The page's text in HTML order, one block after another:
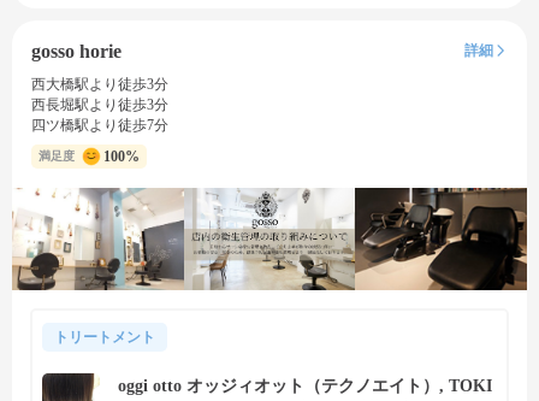
gosso horie
詳細
西大橋駅より徒歩3分
西長堀駅より徒歩3分
四ツ橋駅より徒歩7分
満足度 100%
トリートメント
oggi otto オッジィオット（テクノエイト）, TOKI